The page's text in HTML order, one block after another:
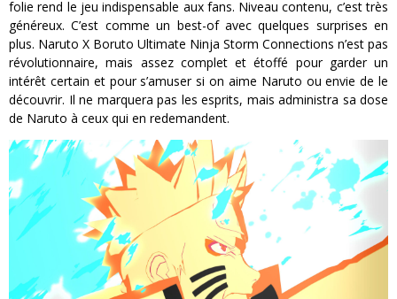
folie rend le jeu indispensable aux fans. Niveau contenu, c’est très
généreux. C’est comme un best-of avec quelques surprises en
plus. Naruto X Boruto Ultimate Ninja Storm Connections n’est pas
révolutionnaire, mais assez complet et étoffé pour garder un
intérêt certain et pour s’amuser si on aime Naruto ou envie de le
découvrir. Il ne marquera pas les esprits, mais administra sa dose
de Naruto à ceux qui en redemandent.